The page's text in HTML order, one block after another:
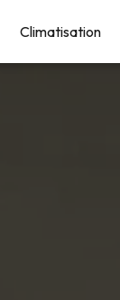
Climatisation